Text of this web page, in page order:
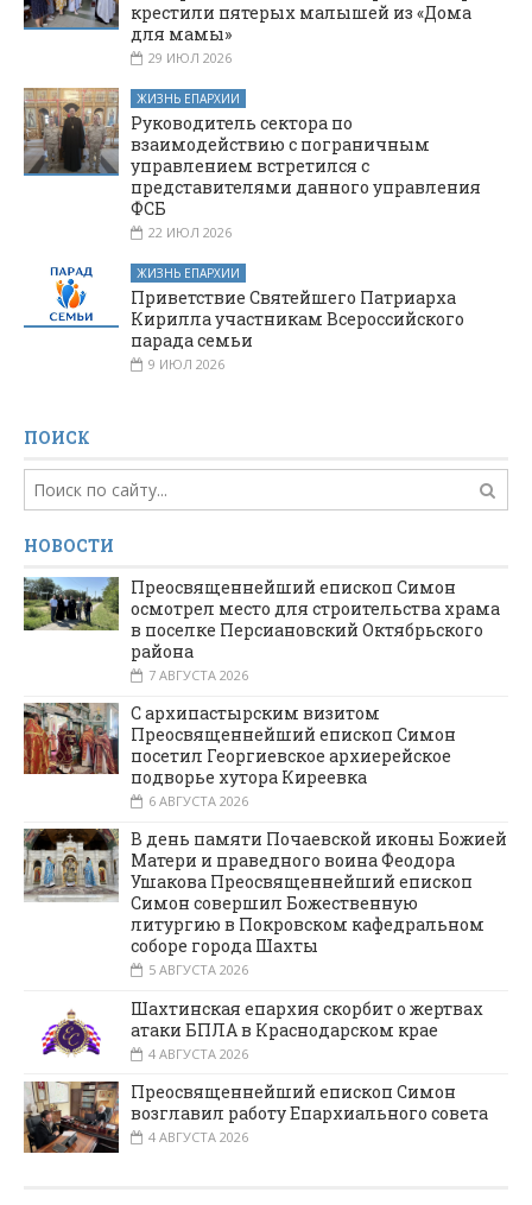
крестили пятерых малышей из «Дома
для мамы»
29 ИЮЛ 2026
ЖИЗНЬ ЕПАРХИИ
Руководитель сектора по
взаимодействию с пограничным
управлением встретился с
представителями данного управления
ФСБ
22 ИЮЛ 2026
ЖИЗНЬ ЕПАРХИИ
Приветствие Святейшего Патриарха
Кирилла участникам Всероссийского
парада семьи
9 ИЮЛ 2026
ПОИСК
НОВОСТИ
Преосвященнейший епископ Симон
осмотрел место для строительства храма
в поселке Персиановский Октябрьского
района
7 АВГУСТА 2026
С архипастырским визитом
Преосвященнейший епископ Симон
посетил Георгиевское архиерейское
подворье хутора Киреевка
6 АВГУСТА 2026
В день памяти Почаевской иконы Божией
Матери и праведного воина Феодора
Ушакова Преосвященнейший епископ
Симон совершил Божественную
литургию в Покровском кафедральном
соборе города Шахты
5 АВГУСТА 2026
Шахтинская епархия скорбит о жертвах
атаки БПЛА в Краснодарском крае
4 АВГУСТА 2026
Преосвященнейший епископ Симон
возглавил работу Епархиального совета
4 АВГУСТА 2026